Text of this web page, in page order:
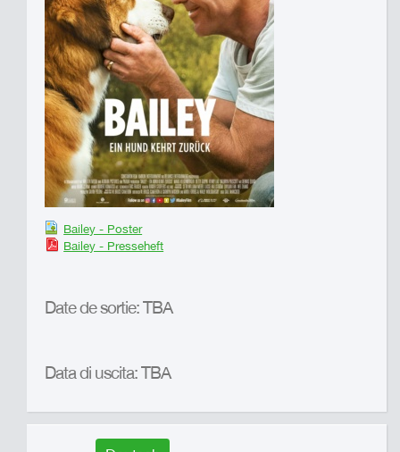
Bailey - Poster
Bailey - Presseheft
Date de sortie: TBA
Data di uscita: TBA